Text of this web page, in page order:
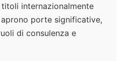
titoli internazionalmente
porte significative,
di consulenza e